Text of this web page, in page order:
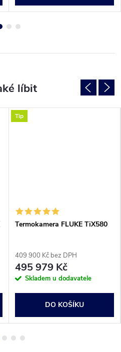
Tip
Termokamera FLUKE TiX580
409 900 Kč bez DPH
495 979 Kč
Skladem u dodavatele
DO KOŠÍKU